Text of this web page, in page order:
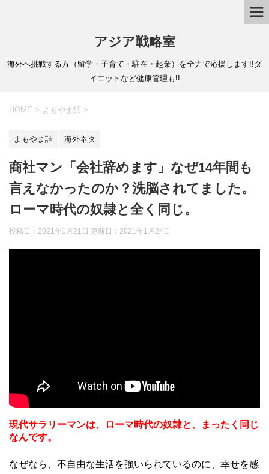
アジア戦略室
海外へ挑戦する方（留学・子育て・駐在・起業）を全力で応援します!!ダ
イエットなど健康管理も!!
HOME > よもやま話 >
よもやま話 海外ネタ
商社マン「会社辞めます」なぜ14年間も
言えなかったのか？洗脳されてました。
ローマ時代の奴隷と全く同じ。
投稿日：2021年1月21日 更新日： 2021年1月24日
現代サラリーマンは、ローマ時代の奴隷と、まったく同じ
なんです。
なぜなら、不自由な生活を強いられているのに、幸せを感